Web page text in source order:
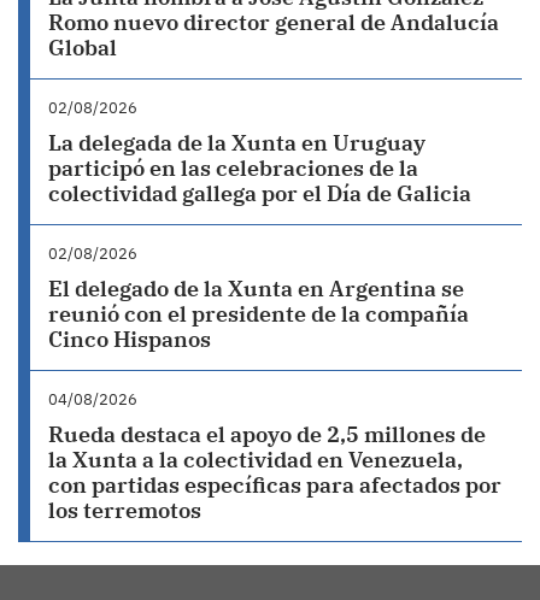
Romo nuevo director general de Andalucía
Global
02/08/2026
La delegada de la Xunta en Uruguay
participó en las celebraciones de la
colectividad gallega por el Día de Galicia
02/08/2026
El delegado de la Xunta en Argentina se
reunió con el presidente de la compañía
Cinco Hispanos
04/08/2026
Rueda destaca el apoyo de 2,5 millones de
la Xunta a la colectividad en Venezuela,
con partidas específicas para afectados por
los terremotos